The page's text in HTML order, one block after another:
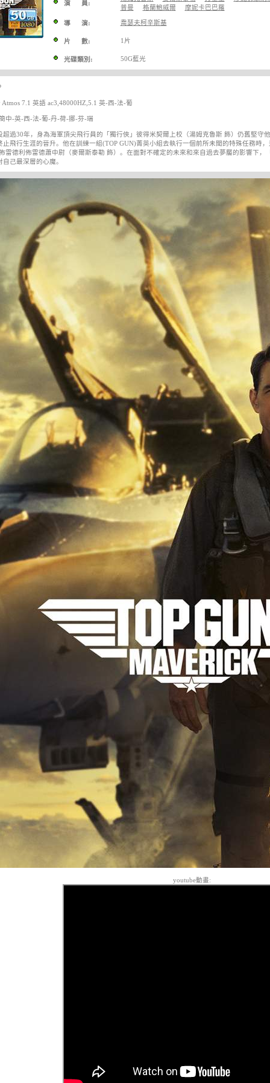
演 員:
普曼
格蘭鮑威爾 摩妮卡巴巴羅
導 演: 喬瑟夫柯辛斯基
片 數: 1片
光碟類別: 50G藍光
7.1 英語 ac3,48000HZ,5.1 英-西-法-葡
中-英-西-法-葡-丹-荷-挪-芬-瑞
超過30年，身為海軍頂尖飛行員的「獨行俠」彼得米契爾上校（湯姆克魯斯 飾）仍舊堅守
止飛行生涯的晉升。他在訓練一組(TOP GUN)菁英小組去執行一個前所未聞的特殊任務時
雷德利佈雷德蕭中尉（麥爾斯泰勒 飾）。在面對不確定的未來和來自過去夢靨的影響下，
己最深層的心魔。
youtube動畫: